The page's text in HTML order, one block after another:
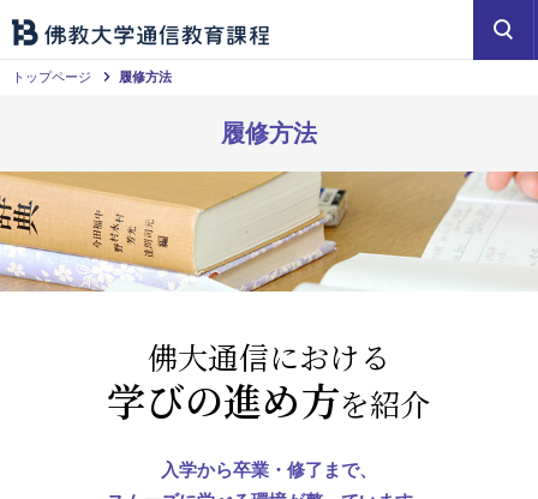
トップページ 履修方法
履修方法
佛大通信における
学びの進め方を紹介
入学から卒業・修了まで、